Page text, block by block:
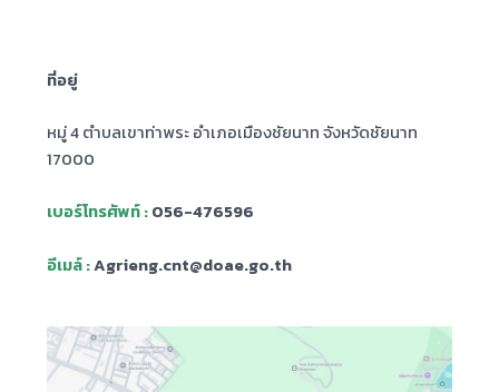
ที่อยู่
หมู่ 4 ตำบลเขาท่าพระ อำเภอเมืองชัยนาท จังหวัดชัยนาท
17000
เบอร์โทรศัพท์ :056-476596
อีเมล์ :Agrieng.cnt@doae.go.th